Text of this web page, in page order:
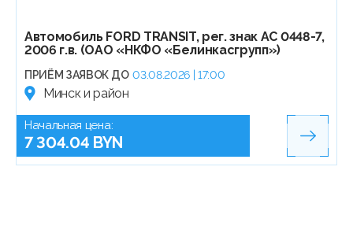
Автомобиль FORD TRANSIT, рег. знак АС 0448-7,
2006 г.в. (ОАО «НКФО «Белинкасгрупп»)
ПРИЁМ ЗАЯВОК ДО 03.08.2026 | 17:00
Минск и район
Начальная цена:
7 304.04 BYN